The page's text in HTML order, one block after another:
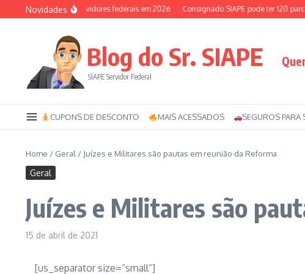
Ir para o conteúdo
Novidades
saúde dos servidores federais em 2026 Consignado SIAPE pode ter 120
Blog do Sr. SIAPE
SIAPE Servidor Federal
CUPONS DE DESCONTO MAIS ACESSADOS SEGUROS PARA
Home / Geral / Juízes e Militares são pautas em reunião da Reforma
Geral
Juízes e Militares são
15 de abril de 2021
[us_separator size=”small”]